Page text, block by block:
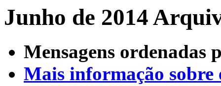
Junho de 2014
Mensagens ordenadas
Mais informação sobre